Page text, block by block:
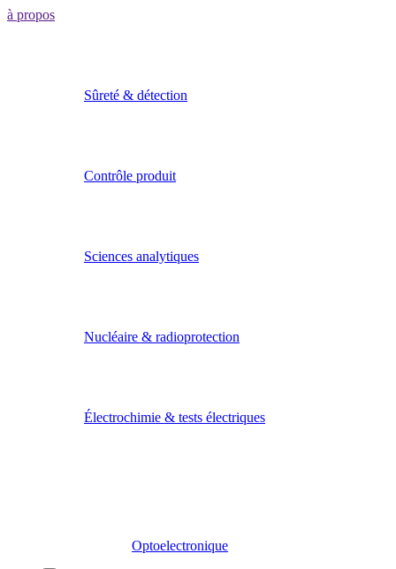
à propos
Sûreté & détection
Contrôle produit
Sciences analytiques
Nucléaire & radioprotection
Électrochimie & tests électriques
Optoelectronique